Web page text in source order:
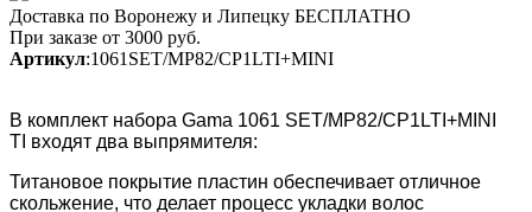
Доставка по Воронежу и Липецку БЕСПЛАТНО
При заказе от 3000 руб.
Артикул:1061SET/MP82/CP1LTI+MINI
В комплект набора Gama 1061 SET/MP82/CP1LTI+MINI
TI входят два выпрямителя:
Титановое покрытие пластин обеспечивает отличное
скольжение, что делает процесс укладки волос